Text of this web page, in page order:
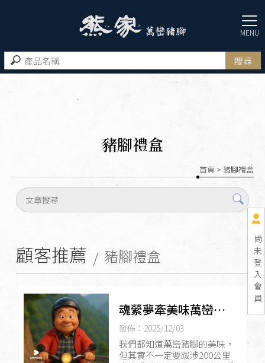
尚
未
登
入
會
員
豬腳禮盒
首頁 > 豬腳禮盒
顧客推薦 豬腳禮盒
魂縈夢牽美味萬巒豬
腳
發佈：2025/12/03
我們都知道萬巒豬腳的美味，
但其實不一定要跋涉200公里